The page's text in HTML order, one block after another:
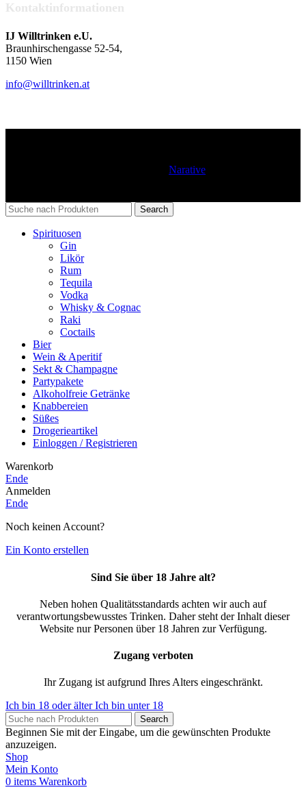
Kontaktinformationen
IJ Willtrinken e.U.
Braunhirschengasse 52-54,
1150 Wien
info@willtrinken.at
Narative
Search
Spirituosen
Gin
Likör
Rum
Tequila
Vodka
Whisky & Cognac
Raki
Coctails
Bier
Wein & Aperitif
Sekt & Champagne
Partypakete
Alkoholfreie Getränke
Knabbereien
Süßes
Drogerieartikel
Einloggen / Registrieren
Warenkorb
Ende
Anmelden
Ende
Noch keinen Account?
Ein Konto erstellen
Sind Sie über 18 Jahre alt?
Neben hohen Qualitätsstandards achten wir auch auf
verantwortungsbewusstes Trinken. Daher steht der Inhalt dieser
Website nur Personen über 18 Jahren zur Verfügung.
Zugang verboten
Ihr Zugang ist aufgrund Ihres Alters eingeschränkt.
Ich bin 18 oder älterIch bin unter 18
Search
Beginnen Sie mit der Eingabe, um die gewünschten Produkte
anzuzeigen.
Shop
Mein Konto
0 items Warenkorb